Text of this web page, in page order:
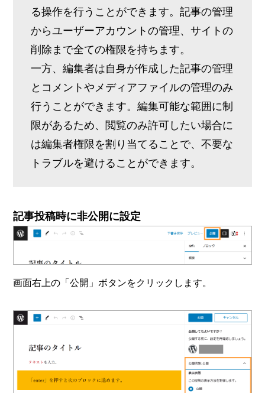
る操作を行うことができます。記事の管理
からユーザーアカウントの管理、サイトの
削除まで全ての権限を持ちます。
一方、編集者は自身が作成した記事の管理
とコメントやメディアファイルの管理のみ
行うことができます。編集可能な範囲に制
限があるため、閲覧のみ許可したい場合に
は編集者権限を割り当てることで、不要な
トラブルを避けることができます。
記事投稿時に非公開に設定
画面右上の「公開」ボタンをクリックします。